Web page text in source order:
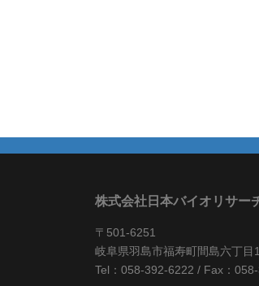
株式会社日本バイオリサー
〒501-6251
岐阜県羽島市福寿町間島六丁目
Tel：058-392-6222 / Fax：